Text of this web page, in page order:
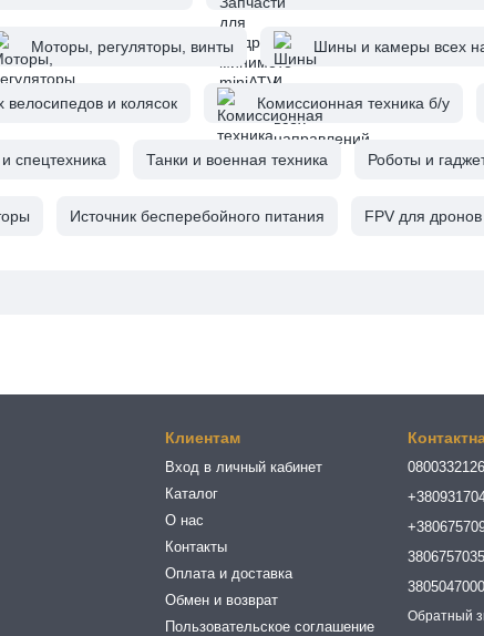
Моторы, регуляторы, винты Шины и камеры всех
велосипедов и колясок Комиссионная техника б/у
спецтехника Танки и военная техника Роботы и
Источник бесперебойного питания FPV для дронов
Клиентам
Вход в личный кабинет
Каталог
О нас
Контакты
Оплата и доставка
Обмен и возврат
Пользовательское соглашение
0800332126
Обратный